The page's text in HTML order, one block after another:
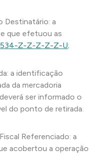
Destinatário: a
que efetuou as
534-Z-Z-Z-Z-Z-U;
a identificação
da mercadoria
ser informado o
do ponto de retirada.
Referenciado: a
acobertou a operação